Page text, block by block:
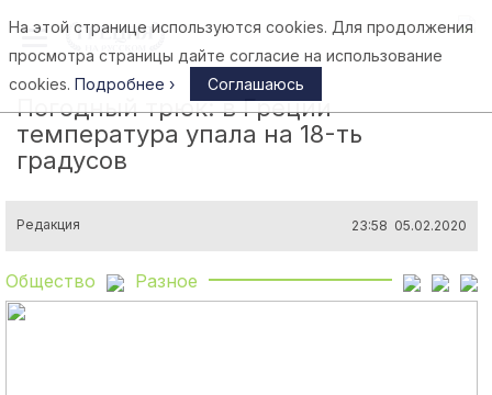
Афины
Погодный трюк: в Греции
температура упала на 18-ть
градусов
Редакция 23:58 05.02.2020
Общество Разное
На этой странице используются cookies. Для продолжения
просмотра страницы дайте согласие на использование
cookies. Подробнее › Соглашаюсь